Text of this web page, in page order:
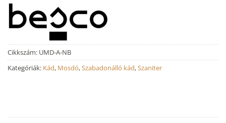
Cikkszám: UMD-A-NB
Kategóriák: Kád, Mosdó,Szabadonálló kád,Szaniter